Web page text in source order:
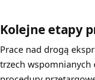
Kolejne etapy
Prace nad drogą
trzech wspomnianych